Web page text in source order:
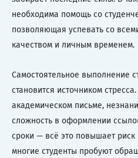
необходима помощь со
позволяющая успевать со
качеством и личным временем.
Самостоятельное выполнение
становится источником
академическом письме,
сложность в оформлении
сроки — всё это повышает риск
многие студенты пробуют